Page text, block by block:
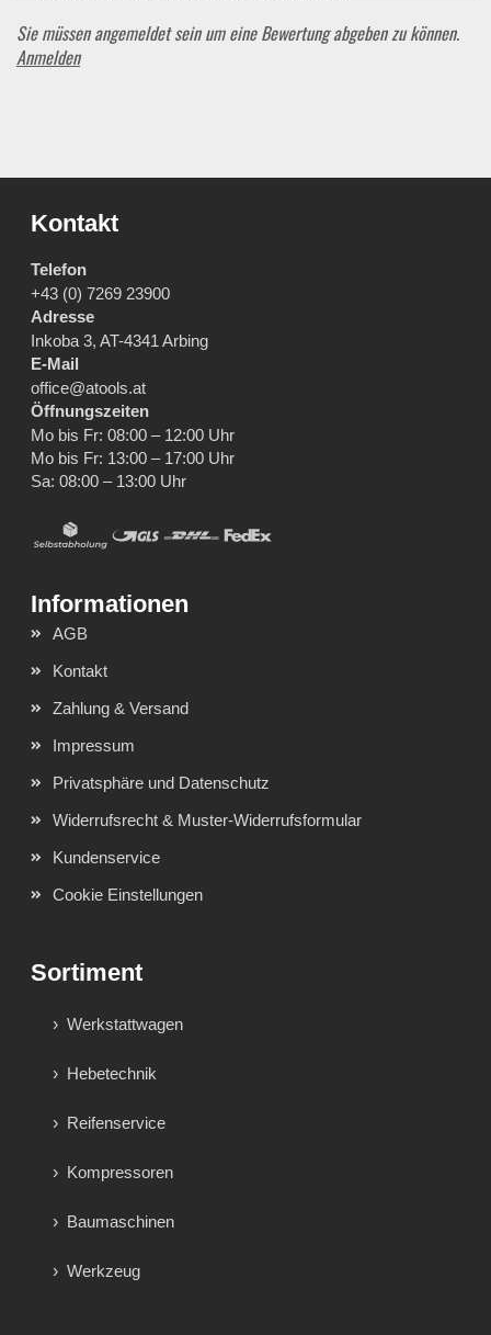
Sie müssen angemeldet sein um eine Bewertung abgeben zu können.
Anmelden
Kontakt
Telefon
+43 (0) 7269 23900
Adresse
Inkoba 3, AT-4341 Arbing
E-Mail
office@atools.at
Öffnungszeiten
Mo bis Fr: 08:00 – 12:00 Uhr
Mo bis Fr: 13:00 – 17:00 Uhr
Sa: 08:00 – 13:00 Uhr
AGB
Kontakt
Zahlung & Versand
Impressum
Privatsphäre und Datenschutz
Widerrufsrecht & Muster-Widerrufsformular
Kundenservice
Cookie Einstellungen
Sortiment
Werkstattwagen
Hebetechnik
Reifenservice
Kompressoren
Baumaschinen
Werkzeug